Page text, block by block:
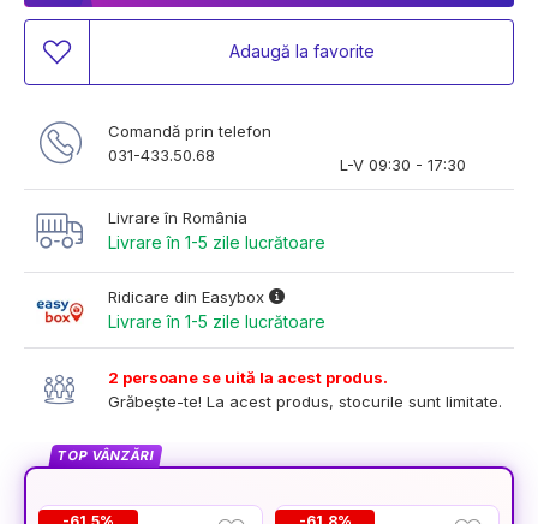
Adaugă la favorite
Comandă prin telefon
031-433.50.68
L-V 09:30 - 17:30
Livrare în România
Livrare în 1-5 zile lucrătoare
Ridicare din Easybox
Livrare în 1-5 zile lucrătoare
2 persoane se uită la acest produs.
Grăbește-te! La acest produs, stocurile sunt limitate.
TOP VÂNZĂRI